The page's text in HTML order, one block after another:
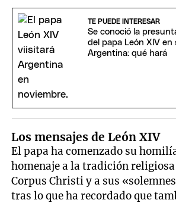
TE PUEDE INTERESAR
Se conoció la
del papa León XIV en
Argentina: qué hará
Los mensajes de León XIV
El papa ha comenzado su
homenaje a la tradición religiosa
Corpus Christi y a sus
tras lo que ha recordado que